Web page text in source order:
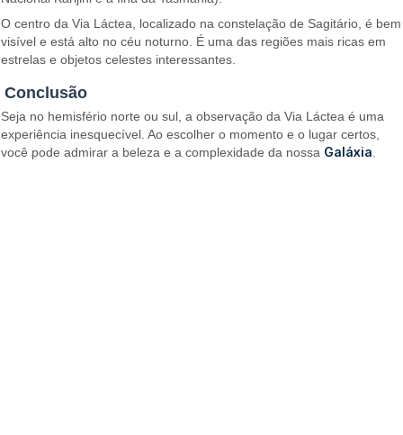
O centro da Via Láctea, localizado na constelação de Sagitário, é bem
visível e está alto no céu noturno. É uma das regiões mais ricas em
estrelas e objetos celestes interessantes.
Conclusão
Seja no hemisfério norte ou sul, a observação da Via Láctea é uma
experiência inesquecível. Ao escolher o momento e o lugar certos,
você pode admirar a beleza e a complexidade da nossa Galáxia.